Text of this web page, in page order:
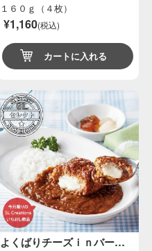
１６０ｇ（４枚）
¥1,160(税込)
カートに入れる
よくばりチーズｉｎバー…